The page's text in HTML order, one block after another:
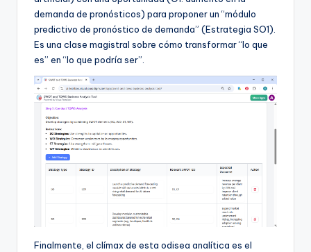
demanda de pronósticos) para proponer un “módulo
predictivo de pronóstico de demanda” (Estrategia SO1).
Es una clase magistral sobre cómo transformar “lo que
es” en “lo que podría ser”.
Finalmente, el clímax de esta odisea analítica es el